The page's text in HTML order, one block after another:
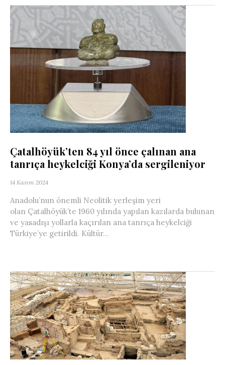
Çatalhöyük’ten 84 yıl önce çalınan ana
tanrıça heykelciği Konya’da sergileniyor
14 Kasım 2024
Anadolu’nun önemli Neolitik yerleşim yeri
olan Çatalhöyük’te 1960 yılında yapılan kazılarda bulunan
ve yasadışı yollarla kaçırılan ana tanrıça heykelciği
Türkiye’ye getirildi. Kültür...